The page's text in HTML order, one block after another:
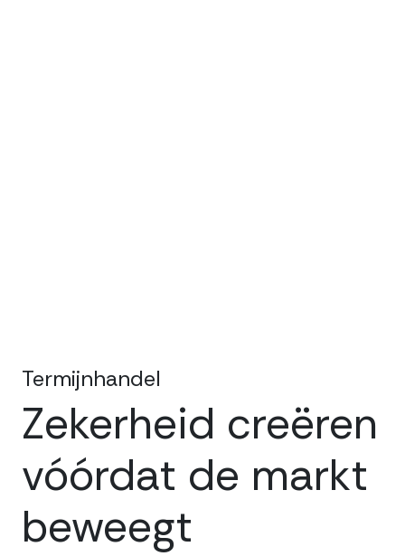
Zekerheid creëren
vóórdat de markt
beweegt
Termijnhandel